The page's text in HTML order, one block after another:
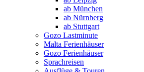
ab München
ab Nürnberg
ab Stuttgart
Gozo Lastminute
Malta Ferienhäuser
Gozo Ferienhäuser
Sprachreisen